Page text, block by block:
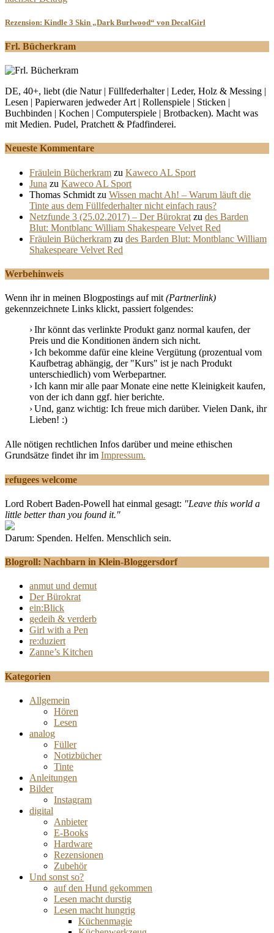
Rezension: Kindle 3 Skin „Dark Burlwood“ von DecalGirl
Frl. Bücherkram
DE, 40+, liebt (die Natur | Füllfederhalter | Leder, Holz & Messing |
Lesen | Papierwaren jedweder Art | Rollenspiele | Sticken |
Buchbinden | Kochen | Computerspiele | Brotbacken). Macht was
mit Medien. Pudel, Pratchett & Pfadfinderei.
Neueste Kommentare
Fräulein Bücherkram zu Kaweco AL Sport
Juna zu Kaweco AL Sport
Thomas Schmidt zu Wissen macht Ah! – Warum läuft die
Tinte aus dem Füllfederhalter nicht einfach raus?
Netzfunde 3 (25.02.2017) – Der Bürokrat zu des Barden
Blut: Montblanc William Shakespeare Velvet Red
Fräulein Bücherkram zu des Barden Blut: Montblanc William
Shakespeare Velvet Red
Werbehinweis
Wenn ihr in meinen Blogpostings auf mit (Partnerlink)
gekennzeichnete Links klickt, passiert folgendes:
Ihr könnt das verlinkte Produkt ganz normal kaufen, der
Preis und die Konditionen ändern sich nicht.
Ich bekomme dafür eine kleine Vergütung (prozentual vom
Kaufbetrag abhängig, der "Kurs" ist je nach Produkt
unterschiedlich) vom Werbepartner.
Ich kann mir alle paar Monate eine nette Kleinigkeit kaufen,
von der ich dann ggf. hier berichte.
Und, ganz wichtig: Ich freue mich darüber. Vielen Dank, ihr
Lieben! :)
Alle nötigen rechtlichen Infos darüber und meine ethischen
Grundsätze findet ihr im Impressum.
refugees welcome
Lord Robert Baden-Powell hat einmal gesagt: "Leave this world a
little better than you found it."
Darum: Spenden. Helfen. Menschlich sein.
Blogroll: Nachbarn in Klein-Bloggersdorf
anmut und demut
Der Bürokrat
ein:Blick
gedeih & verderb
Girl with a Pen
re:duziert
Zanne’s Kitchen
Kategorien
Allgemein
Hören
Lesen
analog
Füller
Notizbücher
Tinte
Anleitungen
Bilder
Instagram
digital
Anbieter
E-Books
Hardware
Rezensionen
Zubehör
Und sonst so?
auf den Hund gekommen
Lesen macht durstig
Lesen macht hungrig
Küchenmagie